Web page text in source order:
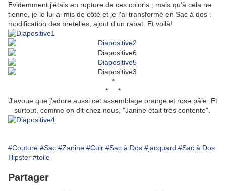
Evidemment j'étais en rupture de ces coloris ; mais qu'à cela ne
tienne, je le lui ai mis de côté et je l'ai transformé en Sac à dos :
modification des bretelles, ajout d'un rabat. Et voilà!
*
* *
J'avoue que j'adore aussi cet assemblage orange et rose pâle. Et
surtout, comme on dit chez nous, "Janine était très contente".
#Couture #Sac #Zanine #Cuir #Sac à Dos #jacquard #Sac à Dos
Hipster #toile
Partager